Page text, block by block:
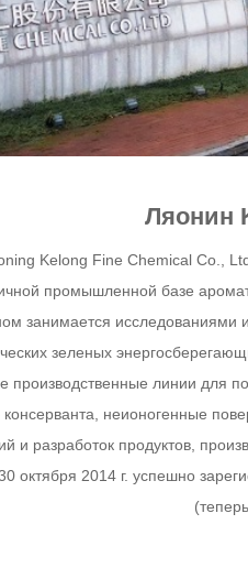
Ляонин
Kelong Fine Chemical Co.,
промышленной базе
занимается исследованиями
зеленых
производственные линии для
консерванта, неионогенные
и разработок продуктов,
октября 2014 г. успешно